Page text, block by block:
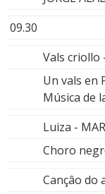
09.30
Vals criollo
Un vals en
Música de
Luiza -
Choro
Cançâo do